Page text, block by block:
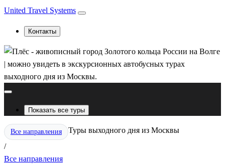
United Travel Systems
Контакты
Показать все туры
Все направления
/
Туры выходного дня из Москвы
Все направления